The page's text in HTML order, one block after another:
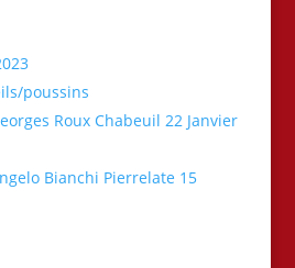
poussins
Roux Chabeuil 22 Janvier
Bianchi Pierrelate 15